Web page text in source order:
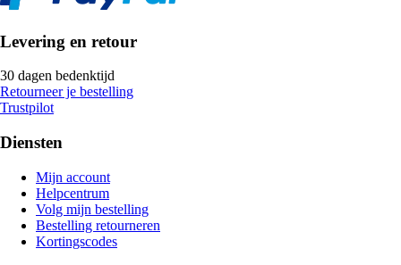
Levering en retour
30 dagen bedenktijd
Retourneer je bestelling
Trustpilot
Diensten
Mijn account
Helpcentrum
Volg mijn bestelling
Bestelling retourneren
Kortingscodes